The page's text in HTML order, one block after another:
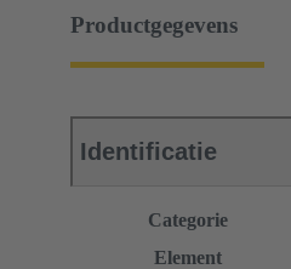
Productgegevens
Identificatie
Categorie
Element